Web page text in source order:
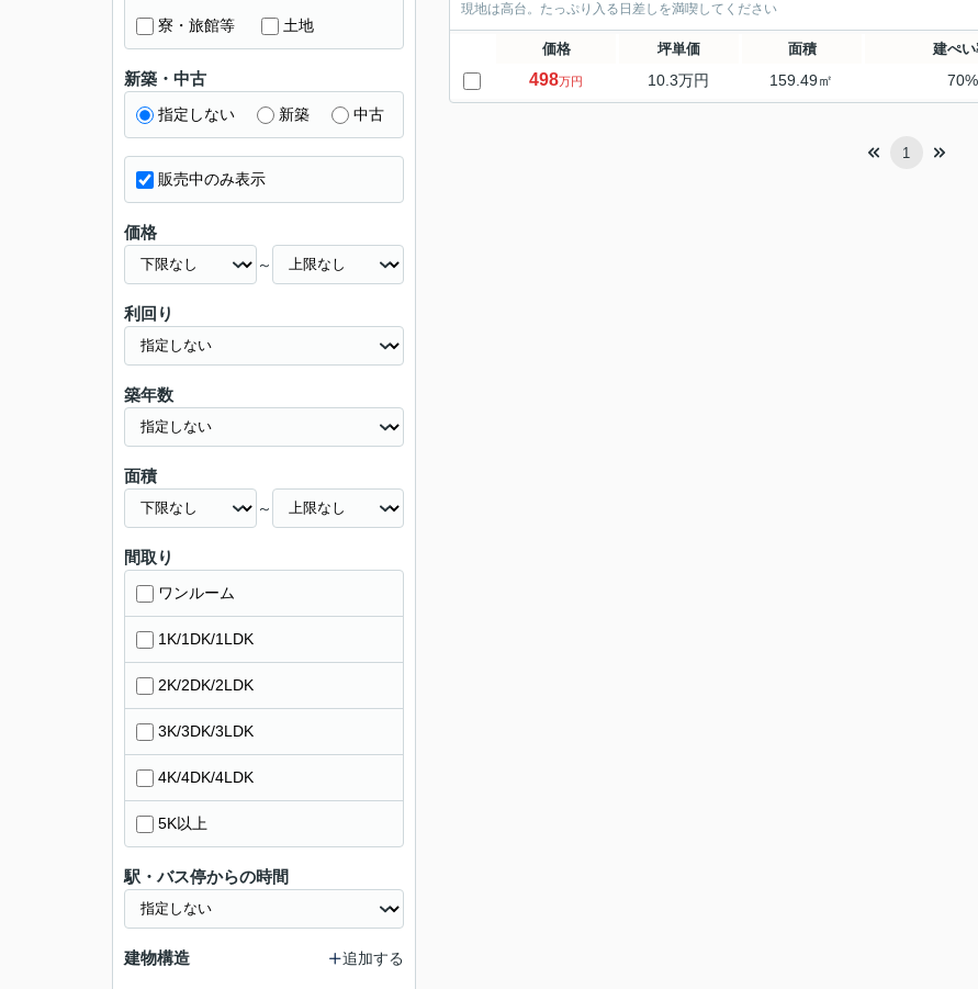
現地は高台。たっぷり入る日差しを満喫してください
価格 坪単価 面積 建ぺ
498万円 10.3万円 159.49㎡
1
寮・旅館等 土地
新築・中古
指定しない 新築 中古
販売中のみ表示
価格
～
利回り
築年数
面積
～
間取り
ワンルーム
1K/1DK/1LDK
2K/2DK/2LDK
3K/3DK/3LDK
4K/4DK/4LDK
5K以上
駅・バス停からの時間
建物構造 追加する